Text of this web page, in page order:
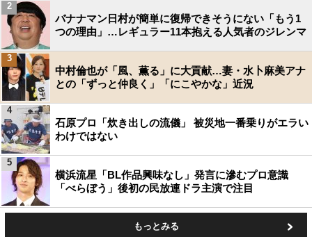
バナナマン日村が簡単に復帰できそうにない「もう1
つの理由」…レギュラー11本抱える人気者のジレンマ
2
中村倫也が「風、薫る」に大貢献…妻・水卜麻美アナ
との「ずっと仲良く」「にこやかな」近況
3
石原プロ「炊き出しの流儀」 被災地一番乗りがエラい
わけではない
4
横浜流星「BL作品興味なし」発言に滲むプロ意識
「べらぼう」後初の民放連ドラ主演で注目
5
もっとみる